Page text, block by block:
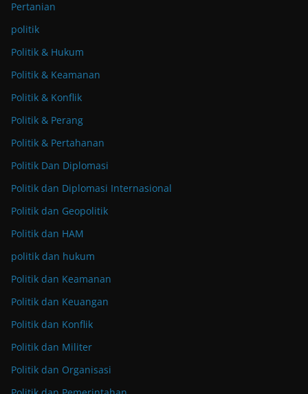
Pertanian
politik
Politik & Hukum
Politik & Keamanan
Politik & Konflik
Politik & Perang
Politik & Pertahanan
Politik Dan Diplomasi
Politik dan Diplomasi Internasional
Politik dan Geopolitik
Politik dan HAM
politik dan hukum
Politik dan Keamanan
Politik dan Keuangan
Politik dan Konflik
Politik dan Militer
Politik dan Organisasi